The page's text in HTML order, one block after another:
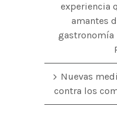
experiencia
amantes
gastronomía
Nuevas
contra los